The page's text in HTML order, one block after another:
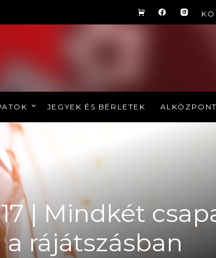
JEGYEK ÉS BÉRLETEK
| Mindkét
rájátszásban